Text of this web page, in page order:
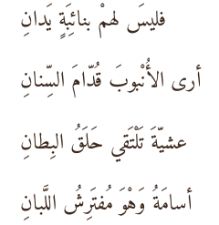
فليسَ لهمْ بنائِبَةٍ يَدانِ
أرى الأُنْبوبَ قُدّامَ السِّنانِ
عشيّةَ تَلْتَقي حَلَقُ البِطانِ
أسامَةُ وَهْوَ مُفتَرِشُ اللَّبانِ